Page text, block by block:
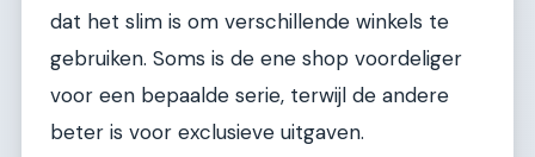
dat het slim is om verschillende winkels te
gebruiken. Soms is de ene shop voordeliger
voor een bepaalde serie, terwijl de andere
beter is voor exclusieve uitgaven.